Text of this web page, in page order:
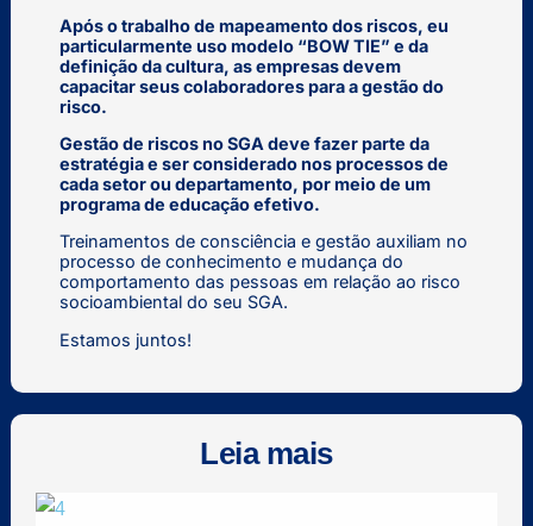
Após o trabalho de mapeamento dos riscos, eu
particularmente uso modelo “BOW TIE” e da
definição da cultura, as empresas devem
capacitar seus colaboradores para a gestão do
risco.
Gestão de riscos no SGA deve fazer parte da
estratégia e ser considerado nos processos de
cada setor ou departamento, por meio de um
programa de educação efetivo.
Treinamentos de consciência e gestão auxiliam no
processo de conhecimento e mudança do
comportamento das pessoas em relação ao risco
socioambiental do seu SGA.
Estamos juntos!
Leia mais